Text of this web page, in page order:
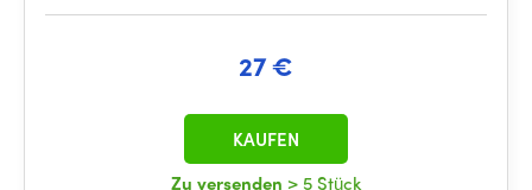
27 €
Zu versenden > 5 Stück
KAUFEN